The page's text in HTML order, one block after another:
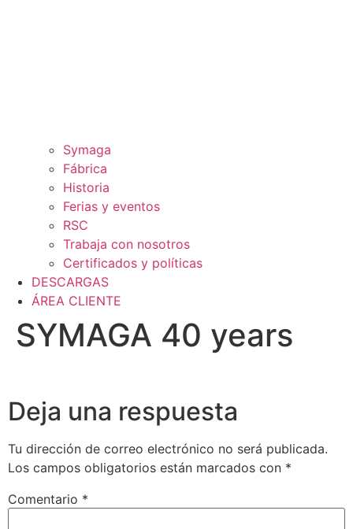
Symaga
Fábrica
Historia
Ferias y eventos
RSC
Trabaja con nosotros
Certificados y políticas
DESCARGAS
ÁREA CLIENTE
SYMAGA 40 years
Deja una respuesta
Tu dirección de correo electrónico no será publicada.
Los campos obligatorios están marcados con *
Comentario *